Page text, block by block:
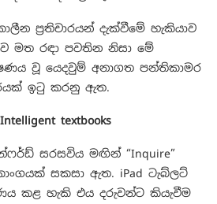
ප්‍රතිචාරයන් දැක්වීමේ හැකියාව
මත රඳා පවතින නිසා මේ
වූ යෙදවුම් අනාගත පන්තිකාමර
ඉටු කරනු ඇත.
textbooks
සරසවිය මඟින් “Inquire”
සකසා ඇත. iPad ටැබ්ලට්
කළ හැකි එය දරුවන්ට කියැවීම